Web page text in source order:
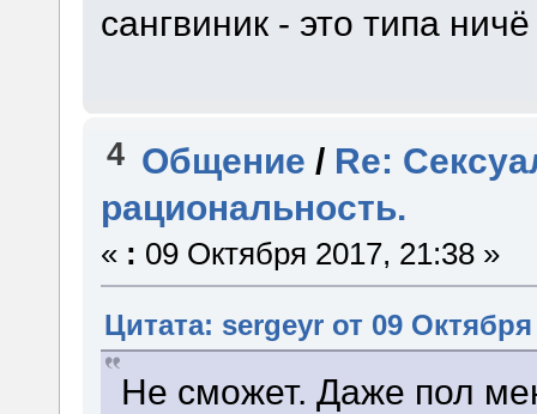
сангвиник - это типа
4 Общение / Re:
рациональность.
« : 09 Октября 2017, 21:38 »
Цитата: sergeyr от 09 Октября
Не сможет. Даже пол